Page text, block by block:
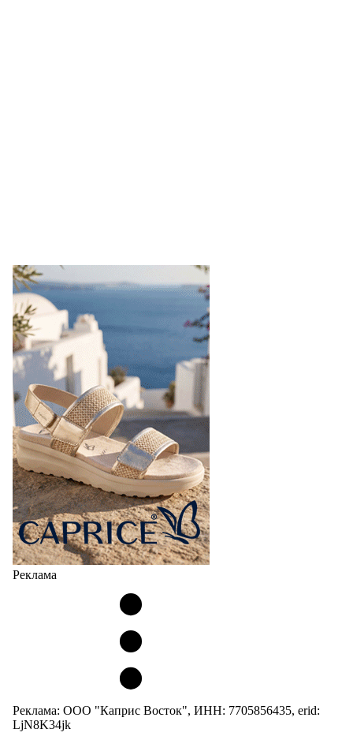
Реклама
Реклама: ООО "Каприс Восток", ИНН: 7705856435, erid:
LjN8K34jk